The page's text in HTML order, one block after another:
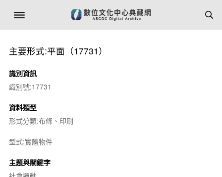
主要形式:平面（17731）
識別資訊
識別號:17731
資料類型
形式分類:布條、印刷
型式:實體物件
主題與關鍵字